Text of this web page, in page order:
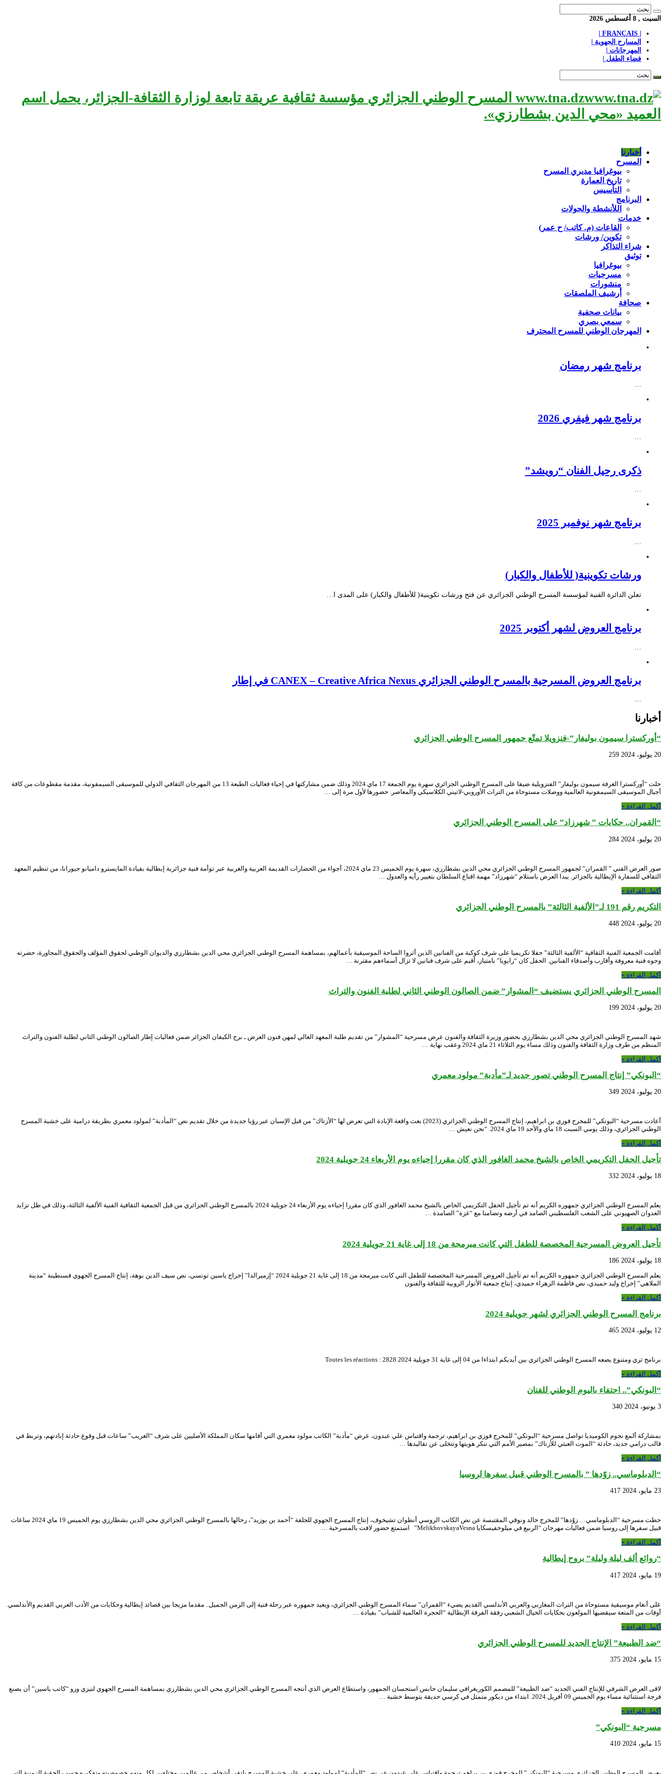
السبت , 8 أغسطس 2026
المسارح الجهوية |
المهرجانات |
فضاء الطفل |
www.tna.dz المسرح الوطني الجزائري مؤسسة ثقافية عريقة تابعة لوزارة الثقافة-الجزائر، يحمل اسم
العميد «محي الدين بشطارزي».
أخبارنا
المسرح
بيوغرافيا مديري المسرح
تاريخ العمارة
التأسيس
البرنامج
اللأنشطة والجولات
خدمات
القاعات (م. كاتب/ ح عمر)
تكوين/ ورشات
شراء التذاكر
توثيق
بيوغرافيا
مسرحيات
منشورات
أرشيف الملصقات
صحافة
بيانات صحفية
سمعي بصري
المهرجان الوطني للمسرح المحترف
برنامج شهر رمضان
…
برنامج شهر فيفري 2026
…
ذكرى رحيل الفنان “رويشد”
…
برنامج شهر نوفمبر 2025
ورشات تكوينية( للأطفال والكبار)
تعلن الدائرة الفنية لمؤسسة المسرح الوطني الجزائري عن فتح ورشات تكوينية( للأطفال والكبار) على المدى ا…
برنامج العروض لشهر أكتوبر 2025
برنامج العروض المسرحية بالمسرح الوطني الجزائري CANEX – Creative Africa Nexus في إطار
…
أخبارنا
“أوركسترا سيمون بوليفار”-فنزويلا تمتّع جمهور المسرح الوطني الجزائري
20 يوليو، 2024 259
حلت “أوركسترا الغرفة سيمون بوليفار” الفنزويلية ضيفا على المسرح الوطني الجزائري سهرة يوم الجمعة 17 ماي 2024 وذلك ضمن مشاركتها في إحياء فعاليات الطبعة 13 من المهرجان الثقافي الدولي للموسيقى السيمفونية، مقدمة مقطوعات من كافة
أجيال الموسيقى السيمفونية العالمية ووصلات مستوحاة من التراث الأوروبي-لاتيني الكلاسيكي والمعاصر. حضورها لأول مرة إلى …
أكمل القراءة »
“القمران.. حكايات ” شهرزاد” على المسرح الوطني الجزائري
20 يوليو، 2024 284
صور العرض الفني ” القمران” لجمهور المسرح الوطني الجزائري محي الدين بشطارزي، سهرة يوم الخميس 23 ماي 2024، أجواء من الحضارات القديمة العربية والغربية عبر توأمة فنية جزائرية إيطالية بقيادة المايسترو داميانو جيورانا، من تنظيم المعهد
الثقافي للسفارة الإيطالية بالجزائر. يبدا العرض باستلام “شهرزاد” مهمة اقناع السلطان بتغيير رأيه والعدول …
أكمل القراءة »
التكريم رقم 191 لـ”الألفية الثالثة” بالمسرح الوطني الجزائري
20 يوليو، 2024 448
أقامت الجمعية الفنية الثقافية “الألفية الثالثة” حفلا تكريميا على شرف كوكبة من الفنانين الذين أثروا الساحة الموسيقية بأعمالهم، بمساهمة المسرح الوطني الجزائري محي الدين بشطارزي والديوان الوطني لحقوق المؤلف والحقوق المجاورة، حضرته
وجوه فنية معروفة وأقارب وأصدقاء الفنانين. الحفل كان “رايويا” بامتياز، أقيم على شرف فنانين لا تزال أسماءهم مقترنة …
أكمل القراءة »
المسرح الوطني الجزائري يستضيف “المشوار” ضمن الصالون الوطني الثاني لطلبة الفنون والتراث
20 يوليو، 2024 199
شهد المسرح الوطني الجزائري محي الدين بشطارزي بحضور وزيرة الثقافة والفنون عرض مسرحية “المشوار” من تقديم طلبة المعهد العالي لمهن فنون العرض ـ برج الكيفان الجزائر ضمن فعاليات إطار الصالون الوطني الثاني لطلبة الفنون والتراث
المنظم من طرف وزارة الثقافة والفنون وذلك مساء يوم الثلاثاء 21 ماي 2024 وعقب نهاية …
أكمل القراءة »
“البونكي” إنتاج المسرح الوطني تصور جديد لـ”مأدبة” مولود معمري
20 يوليو، 2024 349
أعادت مسرحية “البونكي” للمخرج فوزي بن ابراهيم، إنتاج المسرح الوطني الجزائري (2023) بعث واقعة الإبادة التي تعرض لها “الأزتاك” من قبل الإسبان عبر رؤيا جديدة من خلال تقديم نص “المأدبة” لمولود معمري بطريقة درامية على خشبة المسرح
الوطني الجزائري، وذلك يومي السبت 18 ماي والأحد 19 ماي 2024. “نحن نعيش …
أكمل القراءة »
تأجيل الحفل التكريمي الخاص بالشيخ محمد الغافور الذي كان مقررا إحياءه يوم الأربعاء 24 جويلية 2024
18 يوليو، 2024 332
يعلم المسرح الوطني الجزائري جمهوره الكريم أنه تم تأجيل الحفل التكريمي الخاص بالشيخ محمد الغافور الذي كان مقررا إحياءه يوم الأربعاء 24 جويلية 2024 بالمسرح الوطني الجزائري من قبل الجمعية الثقافية الفنية الألفية الثالثة، وذلك في ظل تزايد
العدوان الصهيوني على الشعب الفلسطيني الصامد في أرضه وتضامنا مع “غزة” الصامدة …
أكمل القراءة »
تأجيل العروض المسرحية المخصصة للطفل التي كانت مبرمجة من 18 إلى غاية 21 جويلية 2024
18 يوليو، 2024
186
يعلم المسرح الوطني الجزائري جمهوره الكريم أنه تم تأجيل العروض المسرحية المخصصة للطفل التي كانت مبرمجة من 18 إلى غاية 21 جويلية 2024 “إزميرالدا” إخراج ياسين تونسي، نص سيف الدين بوهة، إنتاج المسرح الجهوي قسنطينة “مدينة
الملاهي” إخراج وليد حميدي، نص فاطمة الزهراء حميدي، إنتاج جمعية الأنوار الروبية للثقافة والفنون
أكمل القراءة »
برنامج المسرح الوطني الجزائري لشهر جويلية 2024
12 يوليو، 2024 465
برنامج ثري ومتنوع يضعه المسرح الوطني الجزائري بين أيديكم ابتداءا من 04 إلى غاية 31 جويلية 2024 Toutes les réactions : 2828
أكمل القراءة »
“البونكي”.. احتفاء باليوم الوطني للفنان
3 يونيو، 2024 340
بمشاركة ألمع نجوم الكوميديا تواصل مسرحية “البونكي” للمخرج فوزي بن ابراهيم، ترجمة واقتباس علي عبدون، عرض “مأدبة” الكاتب مولود معمري التي أقامها سكان المملكة الأصليين على شرف “الغريب” ساعات قبل وقوع حادثة إبادتهم، وتربط في
قالب درامي جديد، حادثة “الموت العبثي للأزتاك” بمصير الأمم التي تنكر هويتها وتتخلى عن تقاليدها …
أكمل القراءة »
“الدبلوماسي.. زوّدها ” بالمسرح الوطني قبيل سفرها لروسيا
23 مايو، 2024 417
حطت مسرحية “الدبلوماسي… زوّدها” للمخرج خالد ونوقي المقتبسة عن نص الكاتب الروسي أنطوان تشيخوف، إنتاج المسرح الجهوي للجلفة “أحمد بن بوزيد”، رحالها بالمسرح الوطني الجزائري محي الدين بشطارزي يوم الخميس 19 ماي 2024 ساعات
قبيل سفرها إلى روسيا ضمن فعاليات مهرجان “الربيع في ميلوخفيسكايا MelikhovskayaVesna” استمتع حضور لافت بالمسرحية …
أكمل القراءة »
“روائع ألف ليلة وليلة” بروح إيطالية
19 مايو، 2024 417
على أنغام موسيقية مستوحاة من التراث المغاربي والعربي الأندلسي القديم يضيء “القمران” سماء المسرح الوطني الجزائري، ويعيد جمهوره عبر رحلة فنية إلى الزمن الجميل.. مقدما مزيجا بين قصائد إيطالية وحكايات من الأدب العربي القديم والأندلسي.
أوقات من المتعة سيقضيها المولعون بحكايات الخيال الشعبي رفقة الفرقة الإيطالية “الحجرة العالمية للشباب” بقيادة …
أكمل القراءة »
“ضد الطبيعة” الإنتاج الجديد للمسرح الوطني الجزائري
15 مايو، 2024 375
لاقى العرض الشرفي للإنتاج الفني الجديد “ضد الطبيعة” للمصمم الكوريغرافي سليمان حابس استحسان الجمهور، واستطاع العرض الذي أنتجه المسرح الوطني الجزائري محي الدين بشطارزي بمساهمة المسرح الجهوي لتيزي وزو “كاتب ياسين” أن يصنع
فرجة استثنائية مساء يوم الخميس 09 أفريل 2024. ابتداء من ديكور متمثل في كرسي حديقة يتوسط خشبة …
أكمل القراءة »
مسرحية “البونكي”
15 مايو، 2024 410